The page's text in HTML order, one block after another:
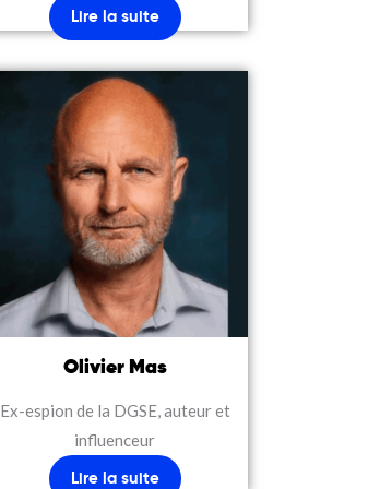
Lire la suite
Olivier Mas
Ex-espion de la DGSE, auteur et
influenceur
Lire la suite